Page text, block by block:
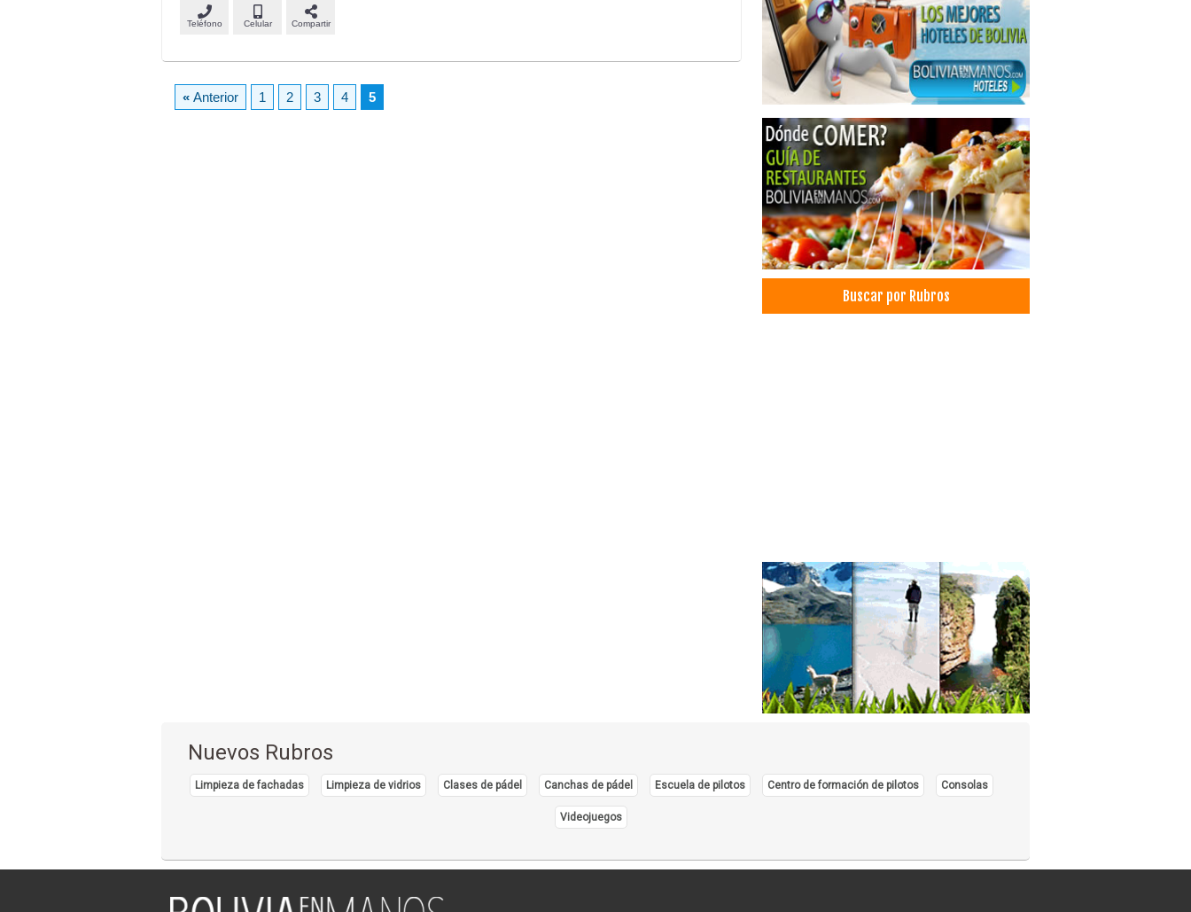
Teléfono Celular Compartir
« Anterior 1 2 3 4 5
Buscar por Rubros
Nuevos Rubros
Limpieza de fachadas Limpieza de vidrios Clases de pádel Canchas de pádel Escuela de pilotos Centro de formación de pilotos Consolas
Videojuegos